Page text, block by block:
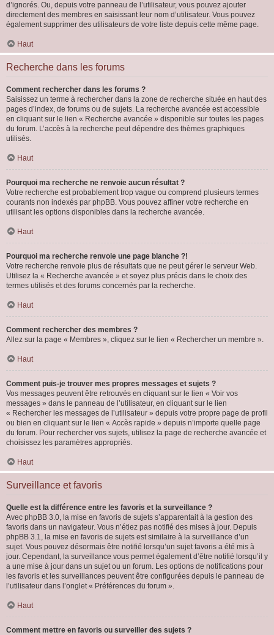
d’ignorés. Ou, depuis votre panneau de l’utilisateur, vous pouvez ajouter
directement des membres en saisissant leur nom d’utilisateur. Vous pouvez
également supprimer des utilisateurs de votre liste depuis cette même page.
Haut
Recherche dans les forums
Comment rechercher dans les forums ?
Saisissez un terme à rechercher dans la zone de recherche située en haut des
pages d’index, de forums ou de sujets. La recherche avancée est accessible
en cliquant sur le lien « Recherche avancée » disponible sur toutes les pages
du forum. L’accès à la recherche peut dépendre des thèmes graphiques
utilisés.
Haut
Pourquoi ma recherche ne renvoie aucun résultat ?
Votre recherche est probablement trop vague ou comprend plusieurs termes
courants non indexés par phpBB. Vous pouvez affiner votre recherche en
utilisant les options disponibles dans la recherche avancée.
Haut
Pourquoi ma recherche renvoie une page blanche ?!
Votre recherche renvoie plus de résultats que ne peut gérer le serveur Web.
Utilisez la « Recherche avancée » et soyez plus précis dans le choix des
termes utilisés et des forums concernés par la recherche.
Haut
Comment rechercher des membres ?
Allez sur la page « Membres », cliquez sur le lien « Rechercher un membre ».
Haut
Comment puis-je trouver mes propres messages et sujets ?
Vos messages peuvent être retrouvés en cliquant sur le lien « Voir vos
messages » dans le panneau de l’utilisateur, en cliquant sur le lien
« Rechercher les messages de l’utilisateur » depuis votre propre page de profil
ou bien en cliquant sur le lien « Accès rapide » depuis n’importe quelle page
du forum. Pour rechercher vos sujets, utilisez la page de recherche avancée et
choisissez les paramètres appropriés.
Haut
Surveillance et favoris
Quelle est la différence entre les favoris et la surveillance ?
Avec phpBB 3.0, la mise en favoris de sujets s’apparentait à la gestion des
favoris dans un navigateur. Vous n’étiez pas notifié des mises à jour. Depuis
phpBB 3.1, la mise en favoris de sujets est similaire à la surveillance d’un
sujet. Vous pouvez désormais être notifié lorsqu’un sujet favoris a été mis à
jour. Cependant, la surveillance vous permet également d’être notifié lorsqu’il y
a une mise à jour dans un sujet ou un forum. Les options de notifications pour
les favoris et les surveillances peuvent être configurées depuis le panneau de
l’utilisateur dans l’onglet « Préférences du forum ».
Haut
Comment mettre en favoris ou surveiller des sujets ?